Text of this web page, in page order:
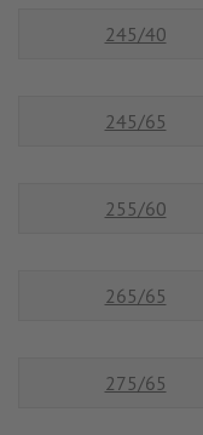
245/40
245/65
255/60
265/65
275/65